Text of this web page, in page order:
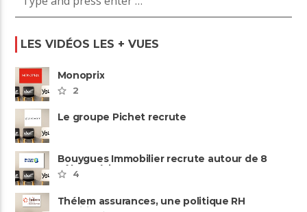
LES VIDÉOS LES + VUES
Monoprix
2
Le groupe Pichet recrute
Bouygues Immobilier recrute autour de 8
pôles métiers
4
Thélem assurances, une politique RH